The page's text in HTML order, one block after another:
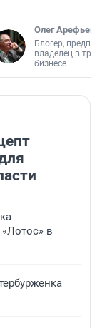
Олег Арефьев
Блогер,
владелец в
бизнесе
в